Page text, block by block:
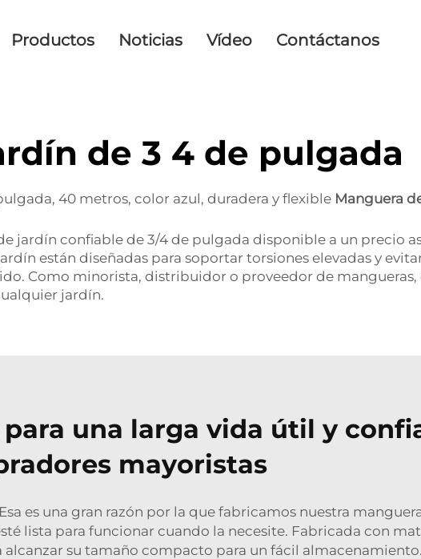
Productos Noticias Vídeo Contáctanos
de 3 4 de pulgada
40 metros, color azul, duradera y flexible Manguera
jardín confiable de 3/4 de pulgada disponible a un precio
están diseñadas para soportar torsiones elevadas y
Como minorista, distribuidor o proveedor de mangueras,
jardín.
una larga vida útil y
mayoristas
es una gran razón por la que fabricamos nuestra
lista para funcionar cuando la necesite. Fabricada con
su tamaño compacto para un fácil